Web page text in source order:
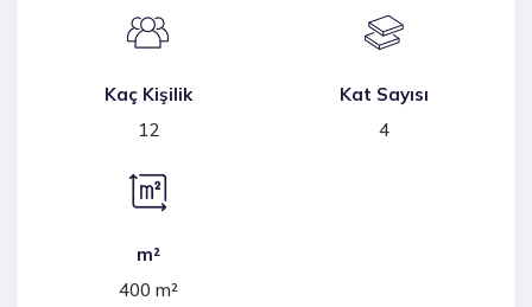
Kaç Kişilik
12
Kat Sayısı
4
m²
400 m²